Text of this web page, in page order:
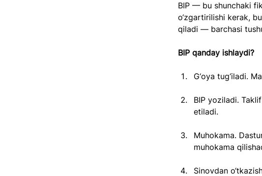
BIP — bu shunchaki
o‘zgartirilishi kerak,
qiladi — barchasi
BIP qanday ishlaydi?
G‘oya tug‘iladi.
BIP yoziladi.
etiladi.
Muhokama.
muhokama
Sinovdan